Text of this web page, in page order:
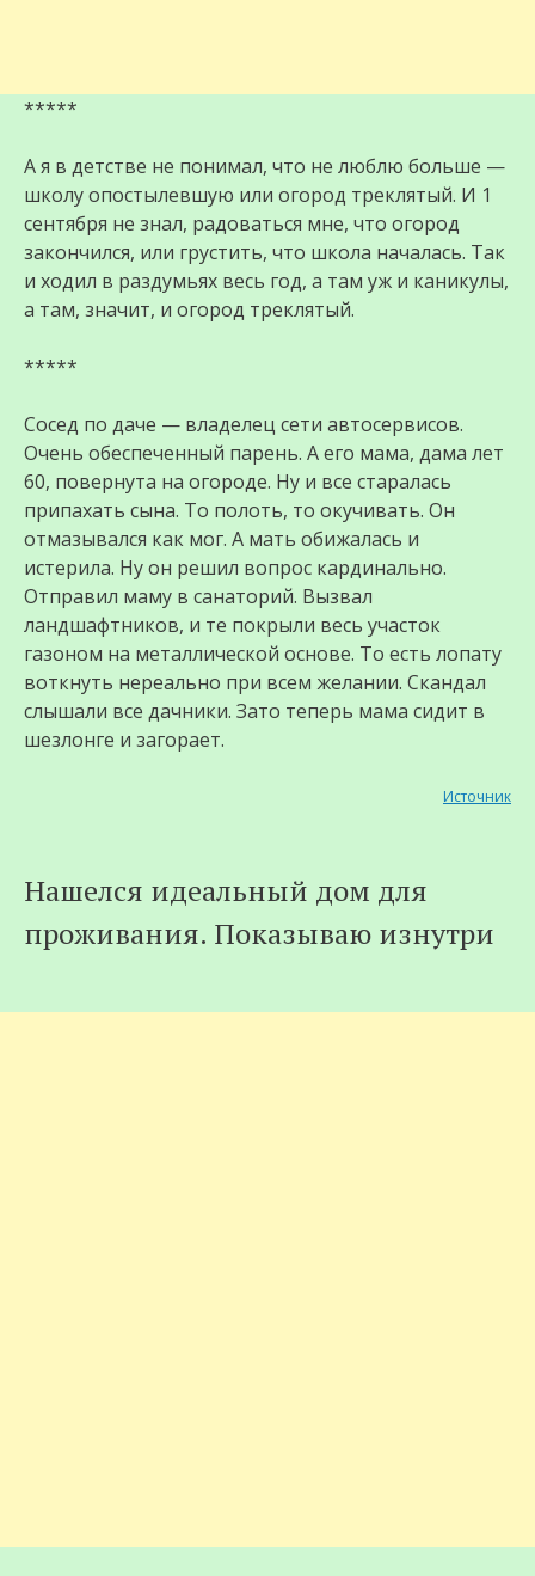
*****
А я в детстве не понимал, что не люблю больше —
школу опостылевшую или огород треклятый. И 1
сентября не знал, радоваться мне, что огород
закончился, или грустить, что школа началась. Так
и ходил в раздумьях весь год, а там уж и каникулы,
а там, значит, и огород треклятый.
*****
Сосед по даче — владелец сети автосервисов.
Очень обеспеченный парень. А его мама, дама лет
60, повернута на огороде. Ну и все старалась
припахать сына. То полоть, то окучивать. Он
отмазывался как мог. А мать обижалась и
истерила. Ну он решил вопрос кардинально.
Отправил маму в санаторий. Вызвал
ландшафтников, и те покрыли весь участок
газоном на металлической основе. То есть лопату
воткнуть нереально при всем желании. Скандал
слышали все дачники. Зато теперь мама сидит в
шезлонге и загорает.
Источник
Нашелся идеальный дом для
проживания. Показываю изнутри